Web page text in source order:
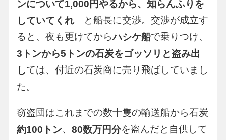
ンについて1,000円やるから、知らんふりを
していてくれ」と船長に交渉。交渉が成立す
ると、夜も更けてからハシケ船で乗りつけ、
3トンから5トンの石炭をゴッソリと盗み出
しては、付近の石炭商に売り飛ばしていまし
た。
窃盗団はこれまでの数十隻の輸送船から石炭
約100トン、 80数万円分を盗んだと自供して